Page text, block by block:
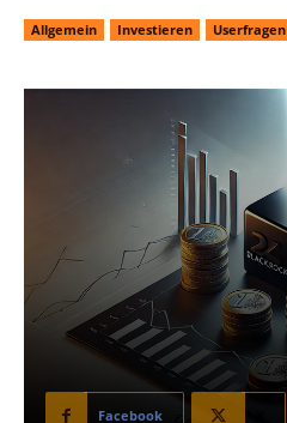
Allgemein Investieren Userfragen
Facebook